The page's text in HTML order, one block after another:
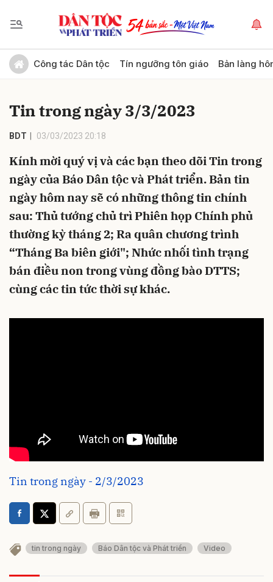
Công tác Dân tộc Tín ngưỡng tôn giáo Bản làng
Tin trong ngày 3/3/2023
BDT 03/03/2023 20:18
Kính mời quý vị và các bạn theo dõi Tin trong
ngày của Báo Dân tộc và Phát triển. Bản tin
ngày hôm nay sẽ có những thông tin chính
sau: Thủ tướng chủ trì Phiên họp Chính phủ
thường kỳ tháng 2; Ra quân chương trình
“Tháng Ba biên giới"; Nhức nhối tình trạng
bán điều non trong vùng đồng bào DTTS;
cùng các tin tức thời sự khác.
Tin trong ngày - 2/3/2023
tin trong ngày Báo Dân tộc và Phát triển Video
Gửi bình luận
Hủy Gửi